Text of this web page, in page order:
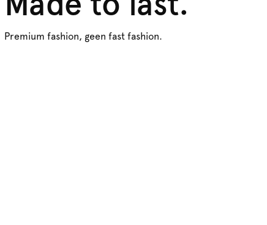
Premium fashion, geen fast fashion.